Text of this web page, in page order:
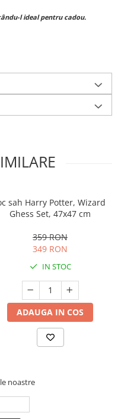
l ideal pentru cadou.
sah Harry Potter, Wizard
Ghess Set, 47x47 cm
359 RON
349 RON
IN STOC
ADAUGA IN COS
noastre